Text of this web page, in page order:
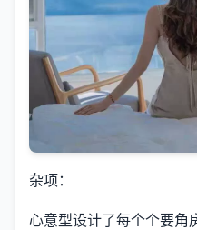
杂项：
心意型设计了每个个要角